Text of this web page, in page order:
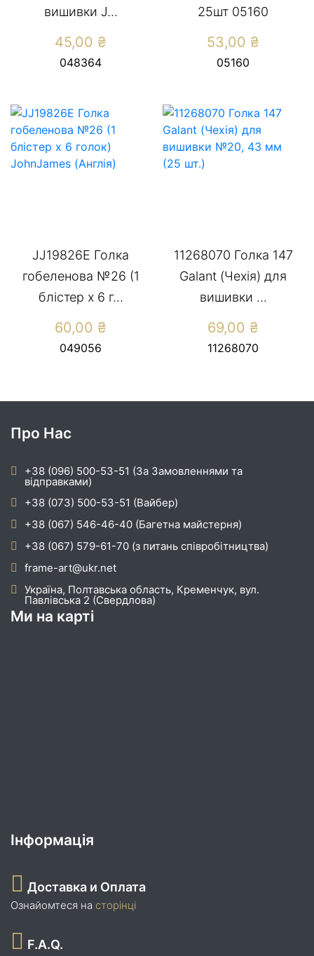
вишивки J...
45,00 ₴
048364
25шт 05160
53,00 ₴
05160
JJ19826E Голка
гобеленова №26 (1
блістер х 6 г...
60,00 ₴
049056
11268070 Голка 147
Galant (Чехія) для
вишивки ...
69,00 ₴
11268070
Про Нас
+38 (096) 500-53-51 (За Замовленнями та
відправками)
+38 (073) 500-53-51 (Вайбер)
+38 (067) 546-46-40 (Багетна майстерня)
+38 (067) 579-61-70 (з питань співробітництва)
frame-art@ukr.net
Україна, Полтавська область, Кременчук, вул.
Павлівська 2 (Свердлова)
Ми на карті
Інформація
Доставка и Оплата
Ознайомтеся на сторінці
F.A.Q.